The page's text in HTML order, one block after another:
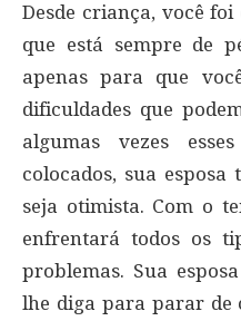
Desde criança, você
que está sempre de
apenas para que
dificuldades que
algumas vezes
colocados, sua
seja otimista. Com o
enfrentará todos os
problemas. Sua
lhe diga para parar de